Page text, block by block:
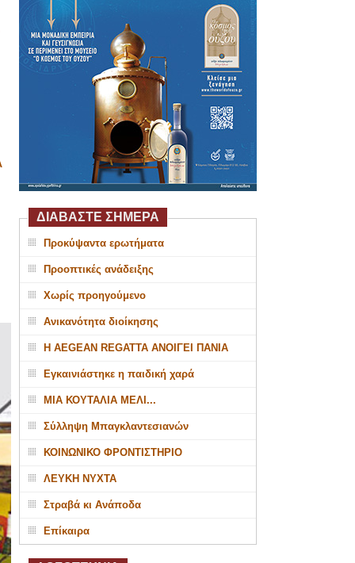
ΔΙΑΒΑΣΤΕ ΣΗΜΕΡΑ
Προκύψαντα ερωτήματα
Προοπτικές ανάδειξης
Χωρίς προηγούμενο
Ανικανότητα διοίκησης
Η AEGEAN REGATTA ΑΝΟΙΓΕΙ ΠΑΝΙΑ
Εγκαινιάστηκε η παιδική χαρά
ΜΙΑ ΚΟΥΤΑΛΙΑ ΜΕΛΙ...
Σύλληψη Μπαγκλαντεσιανών
ΚΟΙΝΩΝΙΚΟ ΦΡΟΝΤΙΣΤΗΡΙΟ
ΛΕΥΚΗ ΝΥΧΤΑ
Στραβά κι Ανάποδα
Επίκαιρα